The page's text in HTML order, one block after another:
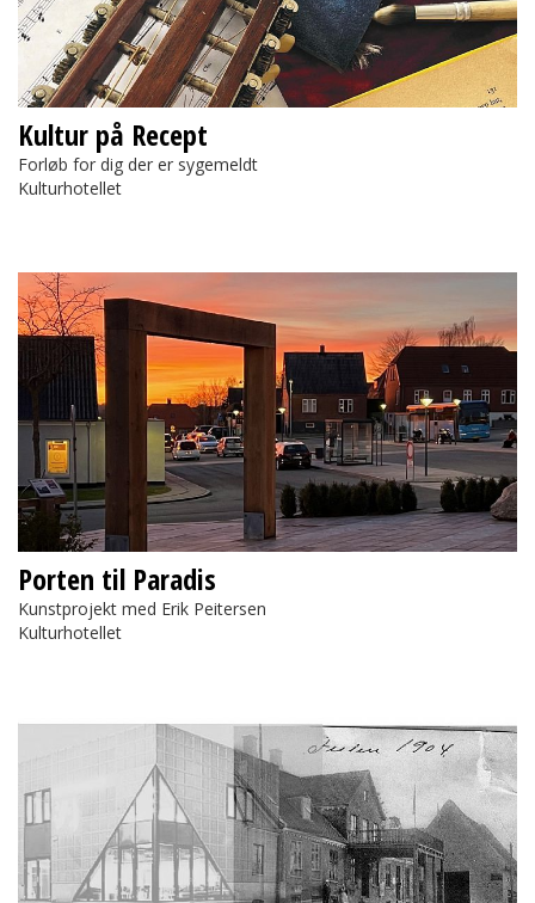
Kultur på Recept
Forløb for dig der er sygemeldt
Kulturhotellet
Porten til Paradis
Porten til Paradis
Kunstprojekt med Erik Peitersen
Kulturhotellet
Rønde bankende hjerter